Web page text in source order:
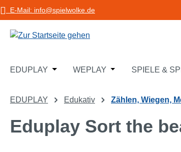
Hauptinhalt springen
Zur Suche springen
Zur Hauptnavigation springen
E-Mail: info@spielwolke.de
EDUPLAY Öffne oder Schließe das Dropdown
WEPLAY Öffne oderSPIELE &
EDUPLAY Edukativ Zählen, Wiegen,
Eduplay Sort the